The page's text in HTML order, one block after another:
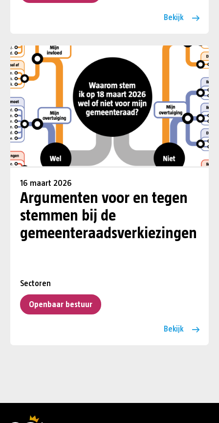
Bekijk
16 maart 2026
Argumenten voor en tegen
stemmen bij de
gemeenteraadsverkiezingen
Sectoren
Openbaar bestuur
Bekijk